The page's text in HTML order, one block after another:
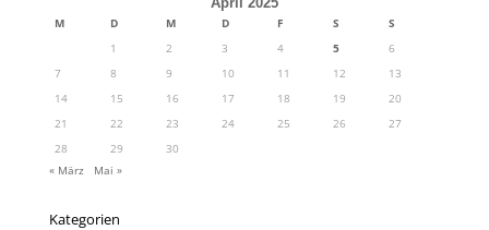
M D M D F S
S
1
2 3 4 5
6
7
8 9 10 11 12
13
14
15 16 17 18 19
20
21
22 23 24 25 26
27
28
29
30
« März
Mai »
Kategorien